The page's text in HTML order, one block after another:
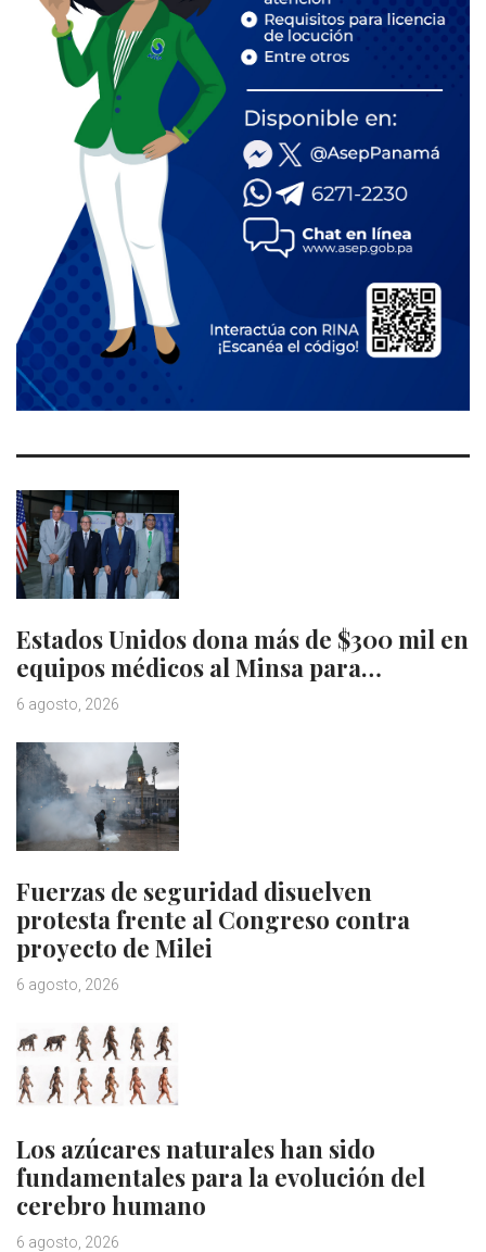
Estados Unidos dona más de $300 mil en
equipos médicos al Minsa para…
6 agosto, 2026
Fuerzas de seguridad disuelven
protesta frente al Congreso contra
proyecto de Milei
6 agosto, 2026
Los azúcares naturales han sido
fundamentales para la evolución del
cerebro humano
6 agosto, 2026